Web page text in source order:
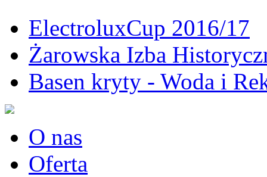
ElectroluxCup 2016/17
Żarowska Izba
Basen kryty - Woda i
O nas
Oferta